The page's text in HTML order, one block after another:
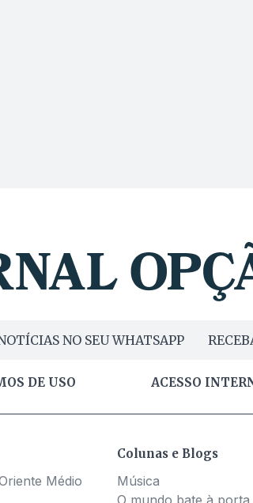
NO SEU WHATSAPP
DE USO ACESSO
Médio
Colunas e Blogs
Música
O mundo bate à porta